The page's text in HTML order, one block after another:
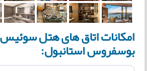
امکانات اتاق های هتل
بوسفروس استانبول: